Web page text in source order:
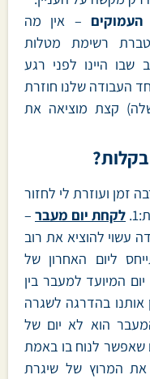
– אין מה
רשימת מטלות
שבו היינו לפני רגע
העבודה שלנו חוזרת
קצת מוציאה את
זמן ועוזרת לי לחזור
לקחת יום מעבר –
עשוי להוציא את רוב
ליום האחרון של
המיועד למעבר בין
בהדרגה לשגרה
הוא לא יום של
שאפשר לנוח בו באמת
את המרוץ של שיגרת